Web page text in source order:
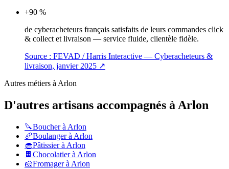
+90 %
de cyberacheteurs français satisfaits de leurs commandes click
& collect et livraison — service fluide, clientèle fidèle.
Source : FEVAD / Harris Interactive — Cyberacheteurs &
livraison, janvier 2025 ↗
Autres métiers àArlon
D'autres artisans accompagnés àArlon
🔪Boucherà Arlon
🥖Boulangerà Arlon
🧁Pâtissierà Arlon
🍫 Chocolatierà Arlon
🧀Fromagerà Arlon